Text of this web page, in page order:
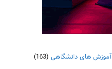
آموزش های دانشگاهی (163)